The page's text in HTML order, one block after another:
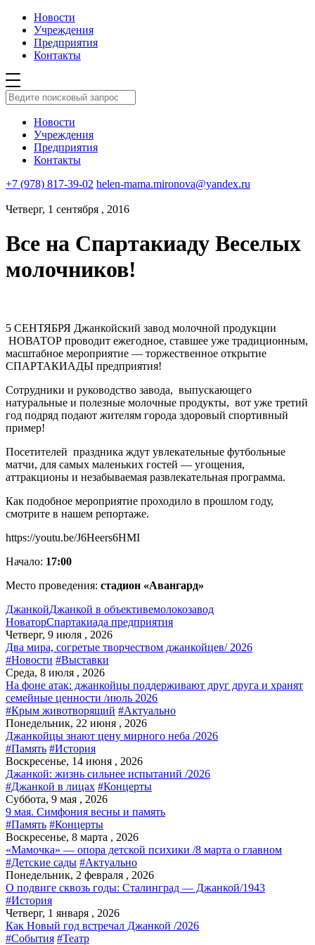
Новости
Учреждения
Предприятия
Контакты
Новости
Учреждения
Предприятия
Контакты
+7 (978) 817-39-02 helen-mama.mironova@yandex.ru
Четверг, 1 сентября , 2016
Все на Спартакиаду Веселых
молочников!
5 СЕНТЯБРЯ Джанкойский завод молочной продукции
НОВАТОР проводит ежегодное, ставшее уже традиционным,
масштабное мероприятие — торжественное открытие
СПАРТАКИАДЫ предприятия!
Сотрудники и руководство завода, выпускающего
натуральные и полезные молочные продукты, вот уже третий
год подряд подают жителям города здоровый спортивный
пример!
Посетителей праздника ждут увлекательные футбольные
матчи, для самых маленьких гостей — угощения,
аттракционы и незабываемая развлекательная программа.
Как подобное мероприятие проходило в прошлом году,
смотрите в нашем репортаже.
https://youtu.be/J6Heers6HMI
Начало: 17:00
Место проведения: стадион «Авангард»
ДжанкойДжанкой в объективемолокозавод
НоваторСпартакиада предприятия
Четверг, 9 июля , 2026
Два мира, согретые творчеством джанкойцев/ 2026
#Новости #Выставки
Среда, 8 июля , 2026
На фоне атак: джанкойцы поддерживают друг друга и хранят
семейные ценности /июль 2026
#Крым животворящий #Актуально
Понедельник, 22 июня , 2026
Джанкойцы знают цену мирного неба /2026
#Память #История
Воскресенье, 14 июня , 2026
Джанкой: жизнь сильнее испытаний /2026
#Джанкой в лицах #Концерты
Суббота, 9 мая , 2026
9 мая. Симфония весны и память
#Память #Концерты
Воскресенье, 8 марта , 2026
«Мамочка» — опора детской психики /8 марта о главном
#Детские сады #Актуально
Понедельник, 2 февраля , 2026
О подвиге сквозь годы: Сталинград — Джанкой/1943
#История
Четверг, 1 января , 2026
Как Новый год встречал Джанкой /2026
#События #Театр